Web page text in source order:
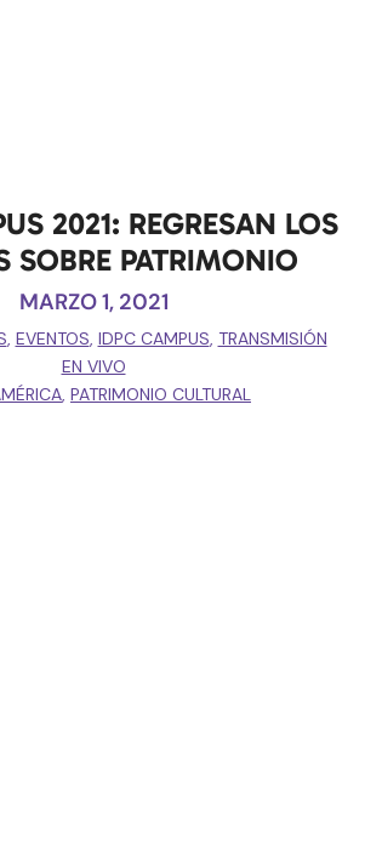
2021: REGRESAN LOS
SOBRE PATRIMONIO
MARZO 1, 2021
, EVENTOS, IDPC CAMPUS, TRANSMISIÓN
EN VIVO
, PATRIMONIO CULTURAL